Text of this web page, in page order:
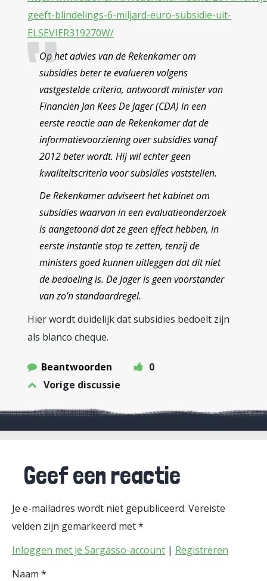
geeft-blindelings-6-miljard-euro-subsidie-uit-
ELSEVIER319270W/
Op het advies van de Rekenkamer om
subsidies beter te evalueren volgens
vastgestelde criteria, antwoordt minister van
Financiën Jan Kees De Jager (CDA) in een
eerste reactie aan de Rekenkamer dat de
informatievoorziening over subsidies vanaf
2012 beter wordt. Hij wil echter geen
kwaliteitscriteria voor subsidies vaststellen.
De Rekenkamer adviseert het kabinet om
subsidies waarvan in een evaluatieonderzoek
is aangetoond dat ze geen effect hebben, in
eerste instantie stop te zetten, tenzij de
ministers goed kunnen uitleggen dat dit niet
de bedoeling is. De Jager is geen voorstander
van zo’n standaardregel.
Hier wordt duidelijk dat subsidies bedoelt zijn
als blanco cheque.
Beantwoorden
0
Vorige discussie
Geef een reactie
Je e-mailadres wordt niet gepubliceerd. Vereiste
velden zijn gemarkeerd met*
Inloggen met je Sargasso-account | Registreren
Naam *